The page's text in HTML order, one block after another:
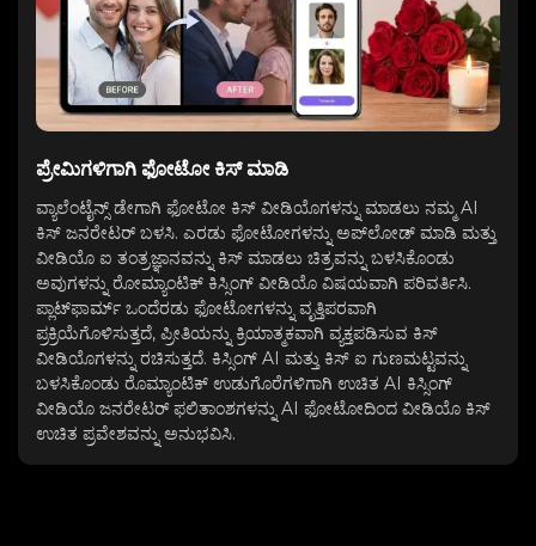
ಪ್ರೇಮಿಗಳಿಗಾಗಿ ಫೋಟೋ ಕಿಸ್ ಮಾಡಿ
ವ್ಯಾಲೆಂಟೈನ್ಸ್ ಡೇಗಾಗಿ ಫೋಟೋ ಕಿಸ್ ವೀಡಿಯೊಗಳನ್ನು ಮಾಡಲು ನಮ್ಮ AI
ಕಿಸ್ ಜನರೇಟರ್ ಬಳಸಿ. ಎರಡು ಫೋಟೋಗಳನ್ನು ಅಪ್‌ಲೋಡ್ ಮಾಡಿ ಮತ್ತು
ವೀಡಿಯೊ ಐ ತಂತ್ರಜ್ಞಾನವನ್ನು ಕಿಸ್ ಮಾಡಲು ಚಿತ್ರವನ್ನು ಬಳಸಿಕೊಂಡು
ಅವುಗಳನ್ನು ರೋಮ್ಯಾಂಟಿಕ್ ಕಿಸ್ಸಿಂಗ್ ವೀಡಿಯೊ ವಿಷಯವಾಗಿ ಪರಿವರ್ತಿಸಿ.
ಪ್ಲಾಟ್‌ಫಾರ್ಮ್ ಒಂದೆರಡು ಫೋಟೋಗಳನ್ನು ವೃತ್ತಿಪರವಾಗಿ
ಪ್ರಕ್ರಿಯೆಗೊಳಿಸುತ್ತದೆ, ಪ್ರೀತಿಯನ್ನು ಕ್ರಿಯಾತ್ಮಕವಾಗಿ ವ್ಯಕ್ತಪಡಿಸುವ ಕಿಸ್
ವೀಡಿಯೊಗಳನ್ನು ರಚಿಸುತ್ತದೆ. ಕಿಸ್ಸಿಂಗ್ AI ಮತ್ತು ಕಿಸ್ ಐ ಗುಣಮಟ್ಟವನ್ನು
ಬಳಸಿಕೊಂಡು ರೊಮ್ಯಾಂಟಿಕ್ ಉಡುಗೊರೆಗಳಿಗಾಗಿ ಉಚಿತ AI ಕಿಸ್ಸಿಂಗ್
ವೀಡಿಯೊ ಜನರೇಟರ್ ಫಲಿತಾಂಶಗಳನ್ನು AI ಫೋಟೋದಿಂದ ವೀಡಿಯೊ ಕಿಸ್
ಉಚಿತ ಪ್ರವೇಶವನ್ನು ಅನುಭವಿಸಿ.